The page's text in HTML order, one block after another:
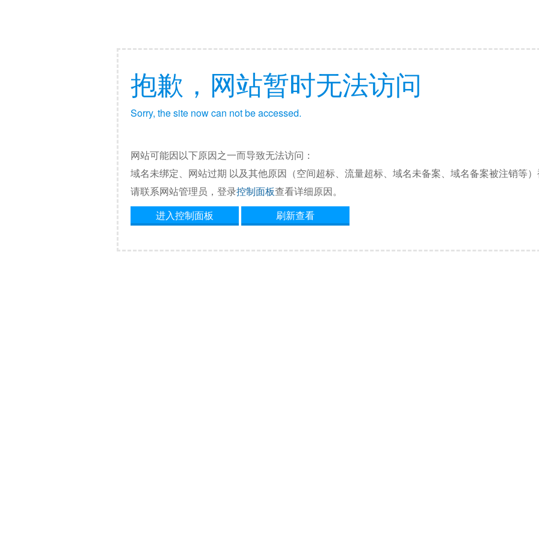
抱歉，网站暂时无法访问
Sorry, the site now can not be accessed.
网站可能因以下原因之一而导致无法访问：
域名未绑定、网站过期 以及其他原因（空间超标、流量超标、域名未备案、域名备案被注销等）
请联系网站管理员，登录控制面板查看详细原因。
进入控制面板
刷新查看